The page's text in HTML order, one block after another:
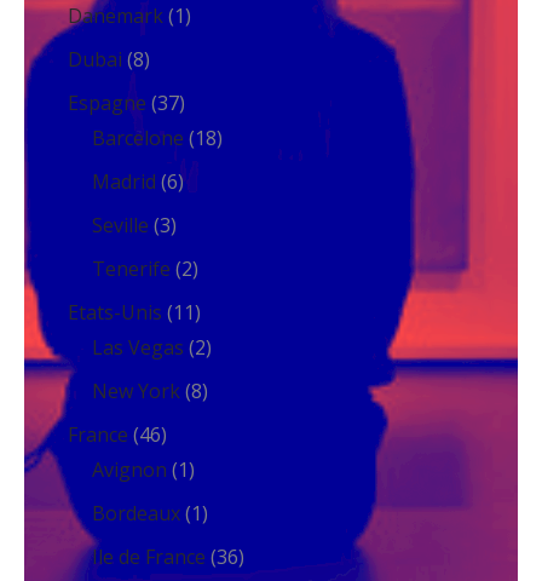
Danemark(1)
Dubai (8)
Espagne (37)
Barcelone (18)
Madrid (6)
Seville (3)
Tenerife (2)
Etats-Unis (11)
Las Vegas (2)
New York(8)
France (46)
Avignon (1)
Bordeaux(1)
Ile de France (36)